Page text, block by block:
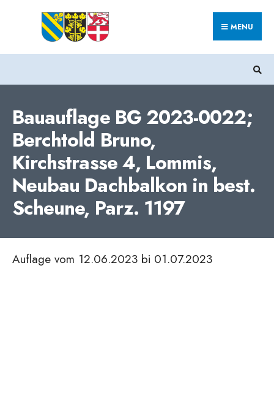
MENU
Bauauflage BG 2023-0022;
Berchtold Bruno,
Kirchstrasse 4, Lommis,
Neubau Dachbalkon in best.
Scheune, Parz. 1197
Auflage vom 12.06.2023 bi 01.07.2023
Search
for: